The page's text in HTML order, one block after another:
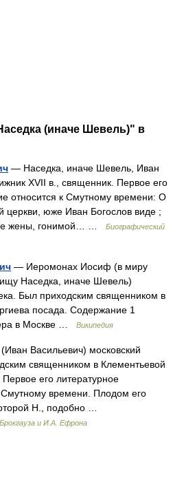
(иначе Шевель)" в
— Наседка, иначе Шевель, Иван
XVII в., священник. Первое его
относится к Смутному времени: О
церкви, юже Иван Богослов виде ;
жены, гонимой… …
Биографический
— Иеромонах Иосиф (в миру
Наседка, иначе Шевель)
Был приходским священником в
посада. Содержание 1
в Москве …
Википедия
Васильевич) московский
священником в Клементьевой
его литературное
Смутному времени. Плодом его
Н., подобно …
и И.А. Ефрона